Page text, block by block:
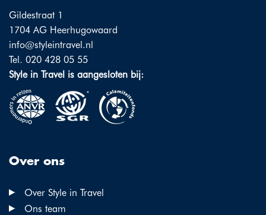
Gildestraat 1
1704 AG Heerhugowaard
info@styleintravel.nl
Tel. 020 428 05 55
Style in Travel is aangesloten bij:
Over ons
Over Style in Travel
Ons team